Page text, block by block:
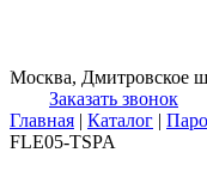
Москва, Дмитровское
Заказать звонок
Главная | Каталог |
FLE05-TSPA